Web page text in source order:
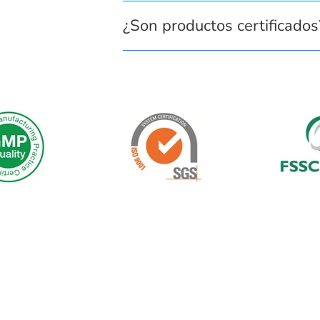
¿Son productos